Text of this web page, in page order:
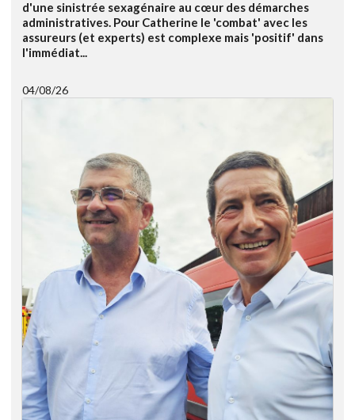
d'une sinistrée sexagénaire au cœur des démarches
administratives. Pour Catherine le 'combat' avec les
assureurs (et experts) est complexe mais 'positif' dans
l'immédiat...
04/08/26